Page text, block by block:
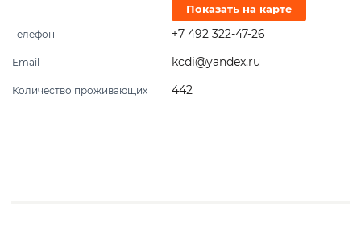
Показать на карте
Телефон +7 492 322-47-26
Email kcdi@yandex.ru
Количество проживающих 442